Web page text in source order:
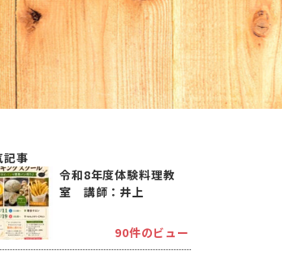
記事
令和8年度体験料理教
室 講師：井上
90件のビュー